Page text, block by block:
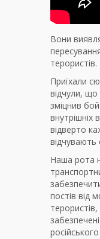
Вони
терористів.
Приїхали
відчули,
зміцнив
внутрішніх
відверто
відчувають
Наша рота
постів від